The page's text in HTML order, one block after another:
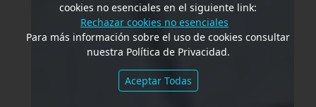
cookies no esenciales en el siguiente link:
Rechazar cookies no esenciales
Para más información sobre el uso de cookies consultar
nuestra Política de Privacidad.
Aceptar Todas